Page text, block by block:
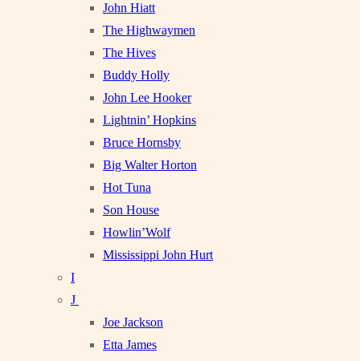
John Hiatt
The Highwaymen
The Hives
Buddy Holly
John Lee Hooker
Lightnin’ Hopkins
Bruce Hornsby
Big Walter Horton
Hot Tuna
Son House
Howlin’Wolf
Mississippi John Hurt
I
J
Joe Jackson
Etta James